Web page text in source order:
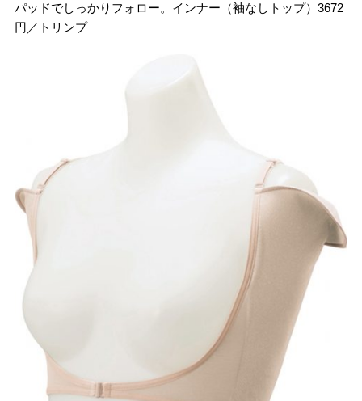
パッドでしっかりフォロー。インナー（袖なしトップ）3672
円／トリンプ